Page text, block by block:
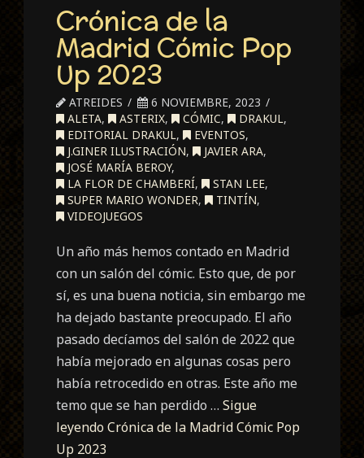
Crónica de la
Madrid Cómic Pop
Up 2023
ATREIDES
6 NOVIEMBRE, 2023
ALETA, ASTERIX, CÓMIC, DRAKUL,
EDITORIAL DRAKUL, EVENTOS,
J.GINER ILUSTRACIÓN, JAVIER ARA,
JOSÉ MARÍA BEROY,
LA FLOR DE CHAMBERÍ, STAN LEE,
SUPER MARIO WONDER, TINTÍN,
VIDEOJUEGOS
Un año más hemos contado en Madrid
con un salón del cómic. Esto que, de por
sí, es una buena noticia, sin embargo me
ha dejado bastante preocupado. El año
pasado decíamos del salón de 2022 que
había mejorado en algunas cosas pero
había retrocedido en otras. Este año me
temo que se han perdido …Sigue
leyendoCrónica de la Madrid Cómic Pop
Up 2023